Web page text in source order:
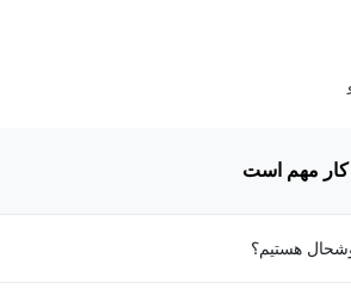
مهم است
هستیم؟